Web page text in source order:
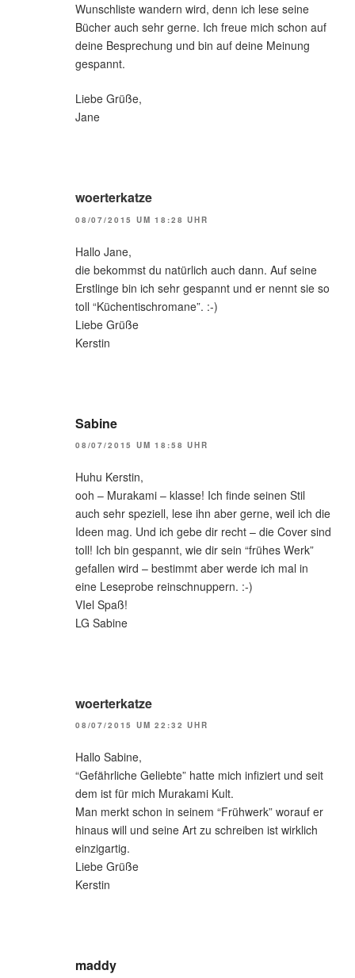
Wunschliste wandern wird, denn ich lese seine
Bücher auch sehr gerne. Ich freue mich schon auf
deine Besprechung und bin auf deine Meinung
gespannt.
Liebe Grüße,
Jane
woerterkatze
08/07/2015 UM 18:28 UHR
Hallo Jane,
die bekommst du natürlich auch dann. Auf seine
Erstlinge bin ich sehr gespannt und er nennt sie so
toll “Küchentischromane”. :-)
Liebe Grüße
Kerstin
Sabine
08/07/2015 UM 18:58 UHR
Huhu Kerstin,
ooh – Murakami – klasse! Ich finde seinen Stil
auch sehr speziell, lese ihn aber gerne, weil ich die
Ideen mag. Und ich gebe dir recht – die Cover sind
toll! Ich bin gespannt, wie dir sein “frühes Werk”
gefallen wird – bestimmt aber werde ich mal in
eine Leseprobe reinschnuppern. :-)
VIel Spaß!
LG Sabine
woerterkatze
08/07/2015 UM 22:32 UHR
Hallo Sabine,
“Gefährliche Geliebte” hatte mich infiziert und seit
dem ist für mich Murakami Kult.
Man merkt schon in seinem “Frühwerk” worauf er
hinaus will und seine Art zu schreiben ist wirklich
einzigartig.
Liebe Grüße
Kerstin
maddy